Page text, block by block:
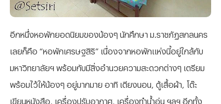
อีกหนึ่งหอพักยอดนิยมของน้องๆ นักศึกษา ม.ราชภัฏสกลนคร
เลยก็คือ “หอพักเศรษฐสิริ” เนื่องจากหอพักแห่งนี้อยู่ใกล้กับ
มหาวิทยาลัยฯ พร้อมกับมีสิ่งอำนวยความสะดวกต่างๆ เตรียม
พร้อมไว้ให้น้องๆ อยู่มากมาย อาทิ เตียงนอน, ตู้เสื้อผ้า, โต๊ะ
เขียนหนังสือ, เครื่องปรับอากาศ, เครื่องทำน้ำอุ่น ฯลฯ อีกทั้ง